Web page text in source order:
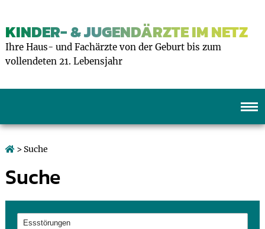
KINDER- & JUGENDÄRZTE IM NETZ
Ihre Haus- und Fachärzte von der Geburt bis zum
vollendeten 21. Lebensjahr
> Suche
Suche